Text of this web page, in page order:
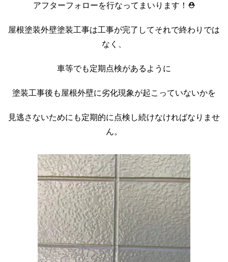
アフターフォローを行なってまいります！⛑️
屋根塗装外壁塗装工事は工事が完了してそれで終わりでは
なく、
車等でも定期点検があるように
塗装工事後も屋根外壁に劣化現象が起こっていないかを
見逃さないためにも定期的に点検し続けなければなりませ
ん。